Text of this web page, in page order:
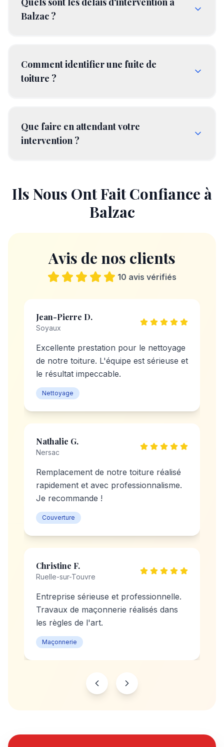
Balzac ?
Comment identifier une fuite de
toiture ?
Que faire en attendant votre
intervention ?
Ils Nous Ont Fait Confiance à
Balzac
Avis de nos clients
10 avis vérifiés
Jean-Pierre D.
Soyaux
Excellente prestation pour le nettoyage
de notre toiture. L'équipe est sérieuse et
le résultat impeccable.
Nettoyage
Nathalie G.
Nersac
Remplacement de notre toiture réalisé
rapidement et avec professionnalisme.
Je recommande !
Couverture
Christine F.
Ruelle-sur-Touvre
Entreprise sérieuse et professionnelle.
Travaux de maçonnerie réalisés dans
les règles de l'art.
Maçonnerie